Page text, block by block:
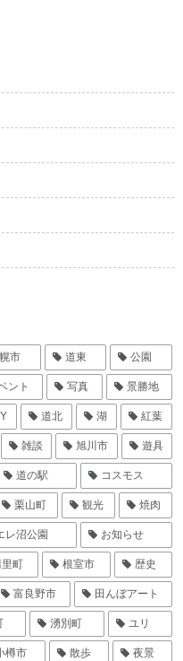
市 道東 公園
ント 写真 景勝地
道北 湖 紅葉
雑談 旭川市 遊具
道の駅 コスモス
栗山町 観光 焼肉
レ沼公園 お知らせ
町 根室市 歴史
富良野市 田んぼアート
湧別町 ユリ
樽市 散歩 夜景